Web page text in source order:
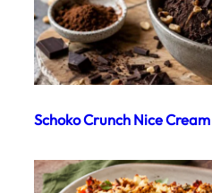
Schoko Crunch Nice